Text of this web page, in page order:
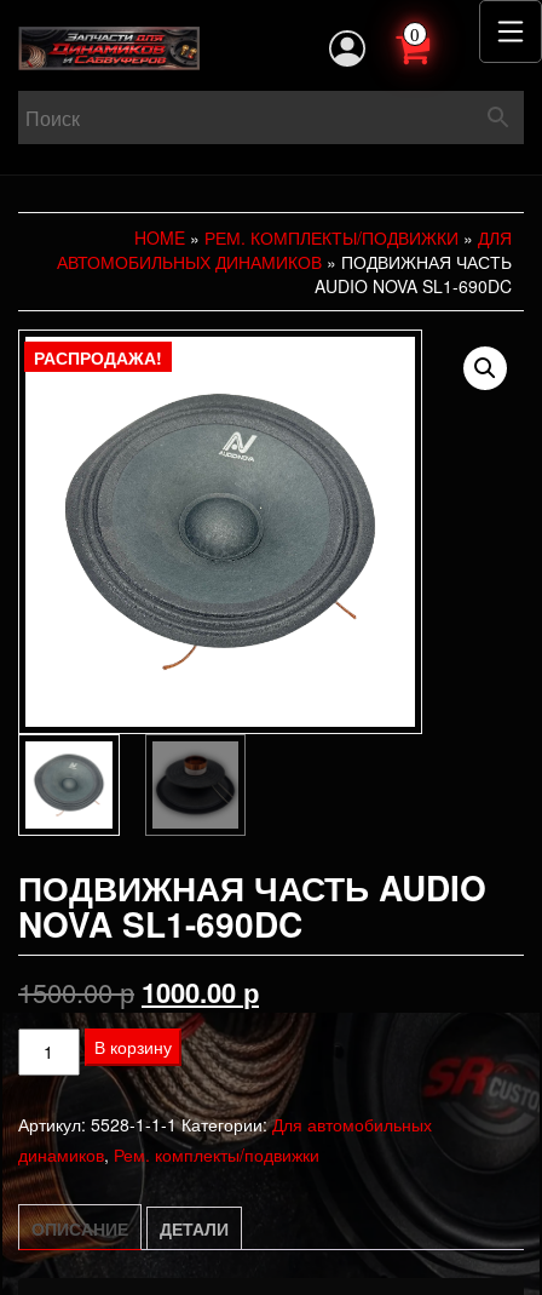
0
HOME » РЕМ. КОМПЛЕКТЫ/ПОДВИЖКИ » ДЛЯ
АВТОМОБИЛЬНЫХ ДИНАМИКОВ » ПОДВИЖНАЯ ЧАСТЬ
AUDIO NOVA SL1-690DC
РАСПРОДАЖА!
ПОДВИЖНАЯ ЧАСТЬ AUDIO
NOVA SL1-690DC
1500.00р Первоначальная
цена
составляла
1500.00 р.
1000.00 рТекущая
цена:
1000.00 р.
Количество
товара
Подвижная
часть
Audio
Nova
SL1-
690DC
В корзину
Артикул: 5528-1-1-1 Категории:Для автомобильных
динамиков, Рем. комплекты/подвижки
ОПИСАНИЕ ДЕТАЛИ